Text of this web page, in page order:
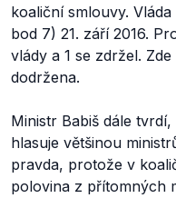
koaliční smlouvy. Vláda
bod 7) 21. září 2016.
vlády a 1 se zdržel.
dodržena.
Ministr Babiš dále
hlasuje většinou
pravda, protože v
polovina z přítomných